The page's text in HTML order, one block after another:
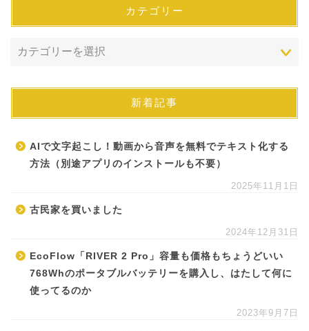
カテゴリー
新着記事
AIで文字起こし！動画から音声を無料でテキスト化する
方法（別途アプリのインストールも不要）
2025年11月1日
古民家を買いました
2024年12月31日
EcoFlow「RIVER 2 Pro」容量も価格もちょうどいい
768Whのポータブルバッテリーを購入し、はたして何に
使ってるのか
2023年9月7日